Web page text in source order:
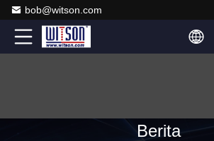
bob@witson.com
Berita